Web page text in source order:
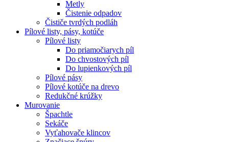
Metly
Čistenie odpadov
Čističe tvrdých podláh
Pílové listy, pásy, kotúče
Pílové listy
Do priamočiarych píl
Do chvostových píl
Do lupienkových píl
Pílové pásy
Pílové kotúče na drevo
Redukčné krúžky
Murovanie
Špachtle
Sekáče
Vyťahovače klincov